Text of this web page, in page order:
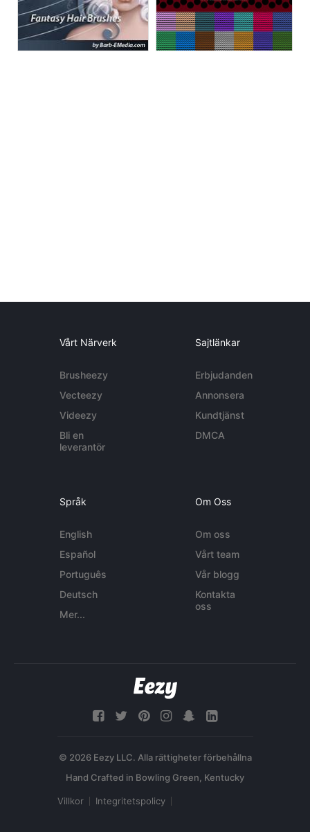
Vårt Närverk
Brusheezy
Vecteezy
Videezy
Bli en
leverantör
Sajtlänkar
Erbjudanden
Annonsera
Kundtjänst
DMCA
Språk
English
Español
Português
Deutsch
Mer...
Om Oss
Om oss
Vårt team
Vår blogg
Kontakta
oss
© 2026 Eezy LLC. Alla rättigheter förbehållna
Villkor Integritetspolicy